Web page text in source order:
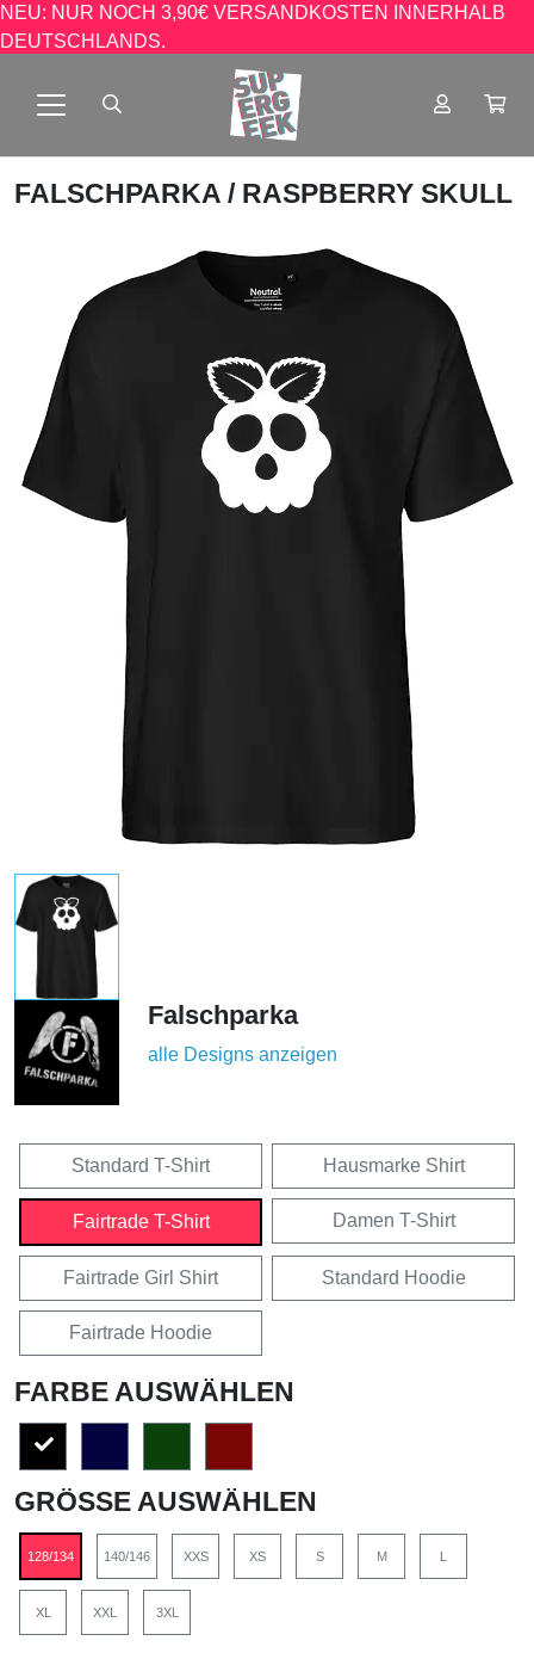
NEU: NUR NOCH 3,90€ VERSANDKOSTEN INNERHALB
DEUTSCHLANDS.
FALSCHPARKA / RASPBERRY SKULL
Falschparka
alle Designs anzeigen
Standard T-Shirt Hausmarke Shirt
Fairtrade T-Shirt Damen T-Shirt
Fairtrade Girl Shirt Standard Hoodie
Fairtrade Hoodie
FARBE AUSWÄHLEN
GRÖSSE AUSWÄHLEN
128/134 140/146 XXS XS S M L
XL XXL 3XL